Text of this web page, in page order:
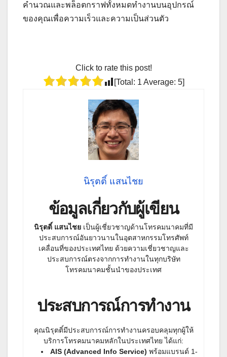
คำนวณและพล็อตกราฟทั้งหมดทำงานบนอุปกรณ์
ของคุณเพื่อความเร็วและความเป็นส่วนตัว
Click to rate this post!
[Total: 1 Average: 5]
นิรุตติ์ แสนไชย
ข้อมูลเกี่ยวกับผู้เขียน
นิรุตติ์ แสนไชย เป็นผู้เชี่ยวชาญด้านโทรคมนาคมที่มี
ประสบการณ์อันยาวนานในอุตสาหกรรมโทรศัพท์
เคลื่อนที่ของประเทศไทย ด้วยความเชี่ยวชาญและ
ประสบการณ์ตรงจากการทำงานในทุกบริษัท
โทรคมนาคมชั้นนำของประเทศ
ประสบการณ์การทำงาน
คุณนิรุตติ์มีประสบการณ์การทำงานครอบคลุมทุกผู้ให้
บริการโทรคมนาคมหลักในประเทศไทย ได้แก่:
AIS (Advanced Info Service) พร้อมแบรนด์ 1-